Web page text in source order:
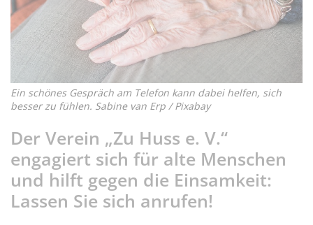
Ein schönes Gespräch am Telefon kann dabei helfen, sich
besser zu fühlen. Sabine van Erp / Pixabay
Der Verein „Zu Huss e. V.“
engagiert sich für alte Menschen
und hilft gegen die Einsamkeit:
Lassen Sie sich anrufen!